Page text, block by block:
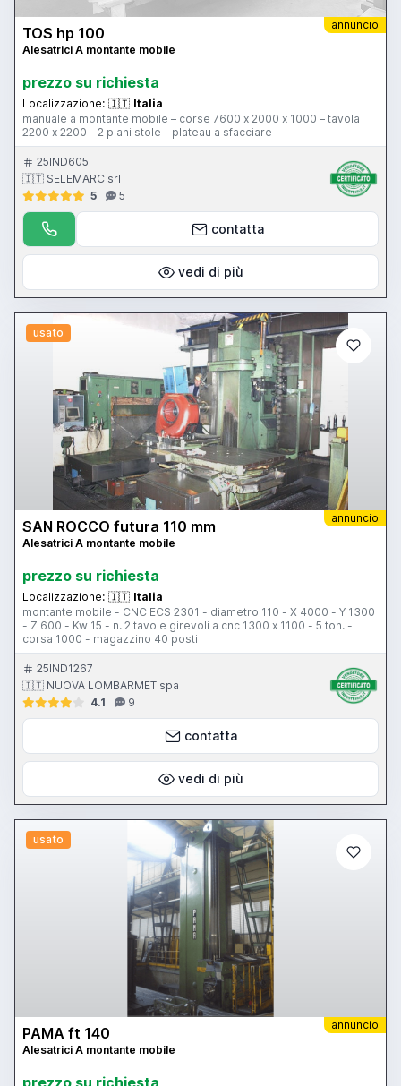
annuncio
TOS hp 100
Alesatrici A montante mobile
prezzo su richiesta
Localizzazione: 🇮🇹 Italia
manuale a montante mobile – corse 7600 x 2000 x 1000 – tavola
2200 x 2200 – 2 piani stole – plateau a sfacciare
25IND605
🇮🇹 SELEMARC srl
5
5
contatta
vedi di più
usato
annuncio
SAN ROCCO futura 110 mm
Alesatrici A montante mobile
prezzo su richiesta
Localizzazione: 🇮🇹 Italia
montante mobile - CNC ECS 2301 - diametro 110 - X 4000 - Y 1300
- Z 600 - Kw 15 - n. 2 tavole girevoli a cnc 1300 x 1100 - 5 ton. -
corsa 1000 - magazzino 40 posti
25IND1267
🇮🇹 NUOVA LOMBARMET spa
4.1
9
contatta
vedi di più
usato
annuncio
PAMA ft 140
Alesatrici A montante mobile
prezzo su richiesta